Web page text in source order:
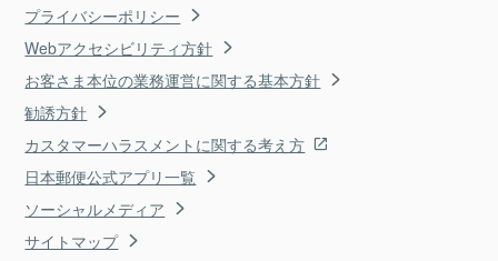
プライバシーポリシー
Webアクセシビリティ方針
お客さま本位の業務運営に関する基本方針
勧誘方針
カスタマーハラスメントに関する考え方
日本郵便公式アプリ一覧
ソーシャルメディア
サイトマップ